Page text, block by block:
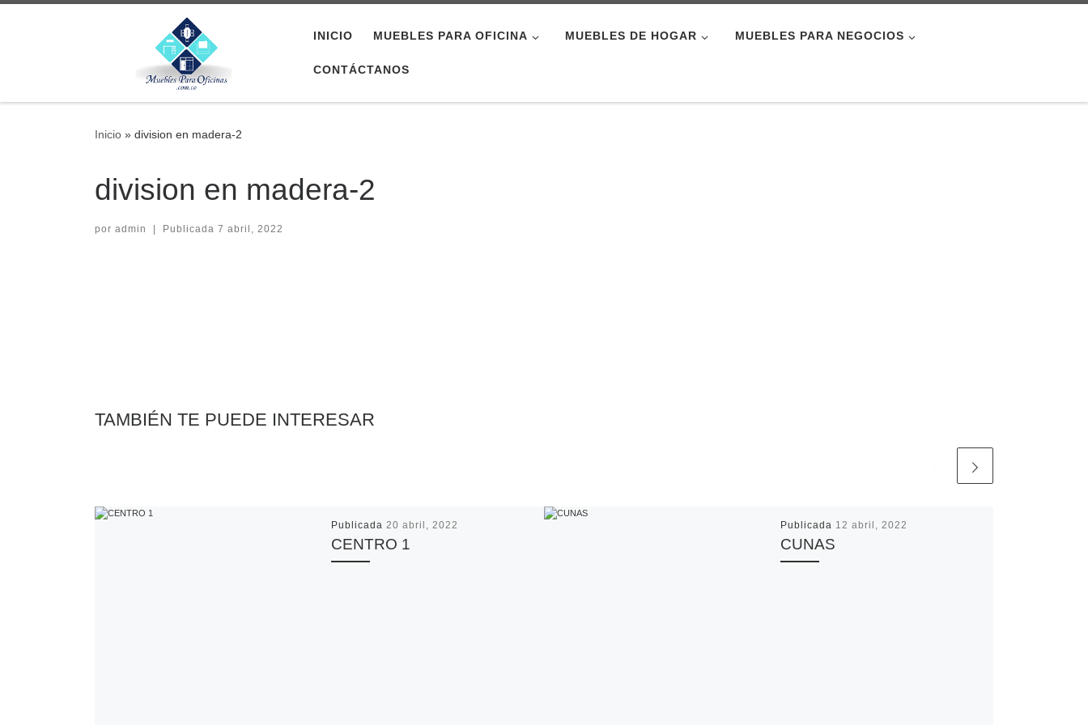
INICIO MUEBLES PARA OFICINA MUEBLES DE HOGAR MUEBLES PARA NEGOCIOS
CONTÁCTANOS
Inicio » division en madera-2
division en madera-2
por admin Publicada 7 abril, 2022
TAMBIÉN TE PUEDE INTERESAR
Publicada 20 abril, 2022
CENTRO 1
Publicada 12 abril, 2022
CUNAS